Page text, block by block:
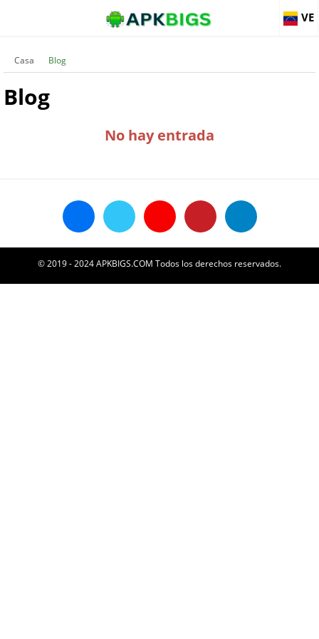
VE
Casa Blog
Blog
No hay entrada
© 2019 - 2024 APKBIGS.COM Todos los derechos reservados.